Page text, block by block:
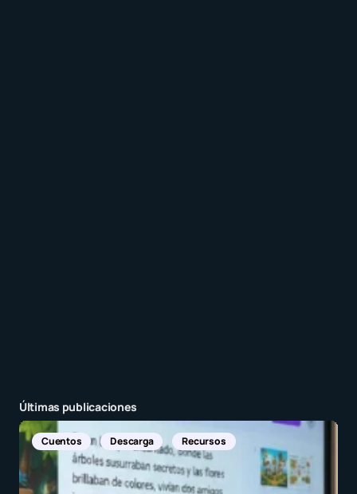
Últimas publicaciones
Noticias Internacionales